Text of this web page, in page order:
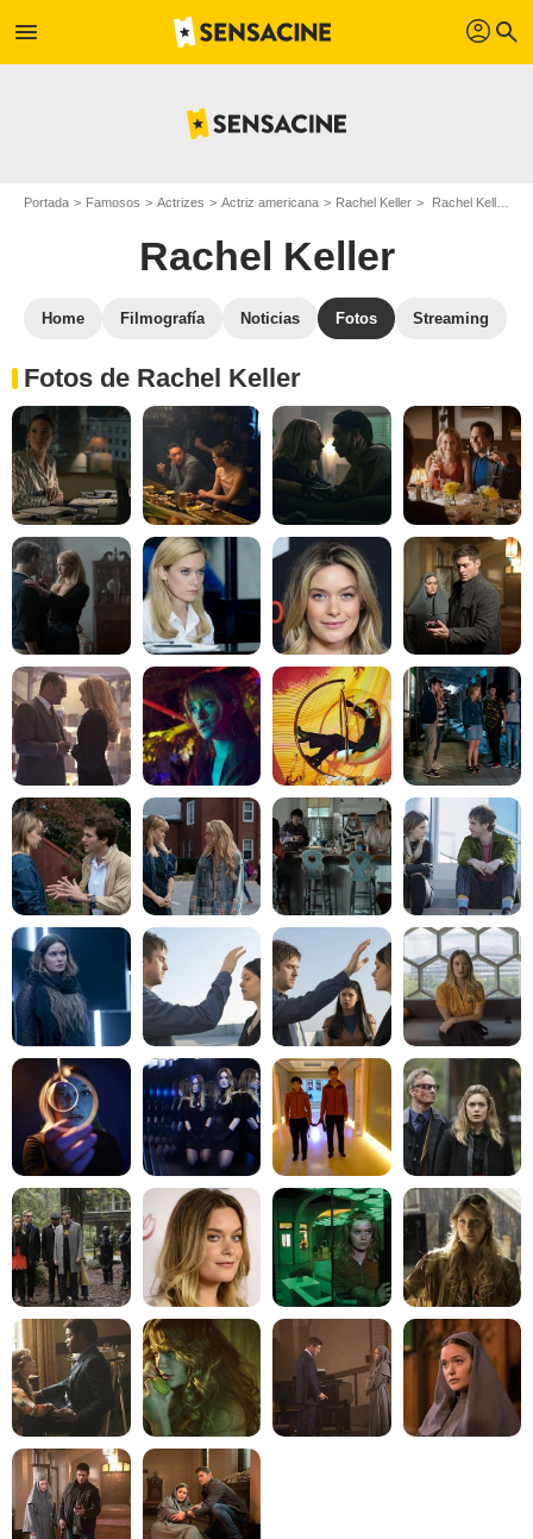
menu profil search
Portada Famosos Actrizes Actriz americana Rachel Keller Rachel Keller : Fotos de sus películas y series
Rachel Keller
Home Filmografía Noticias Fotos Streaming
Fotos de Rachel Keller